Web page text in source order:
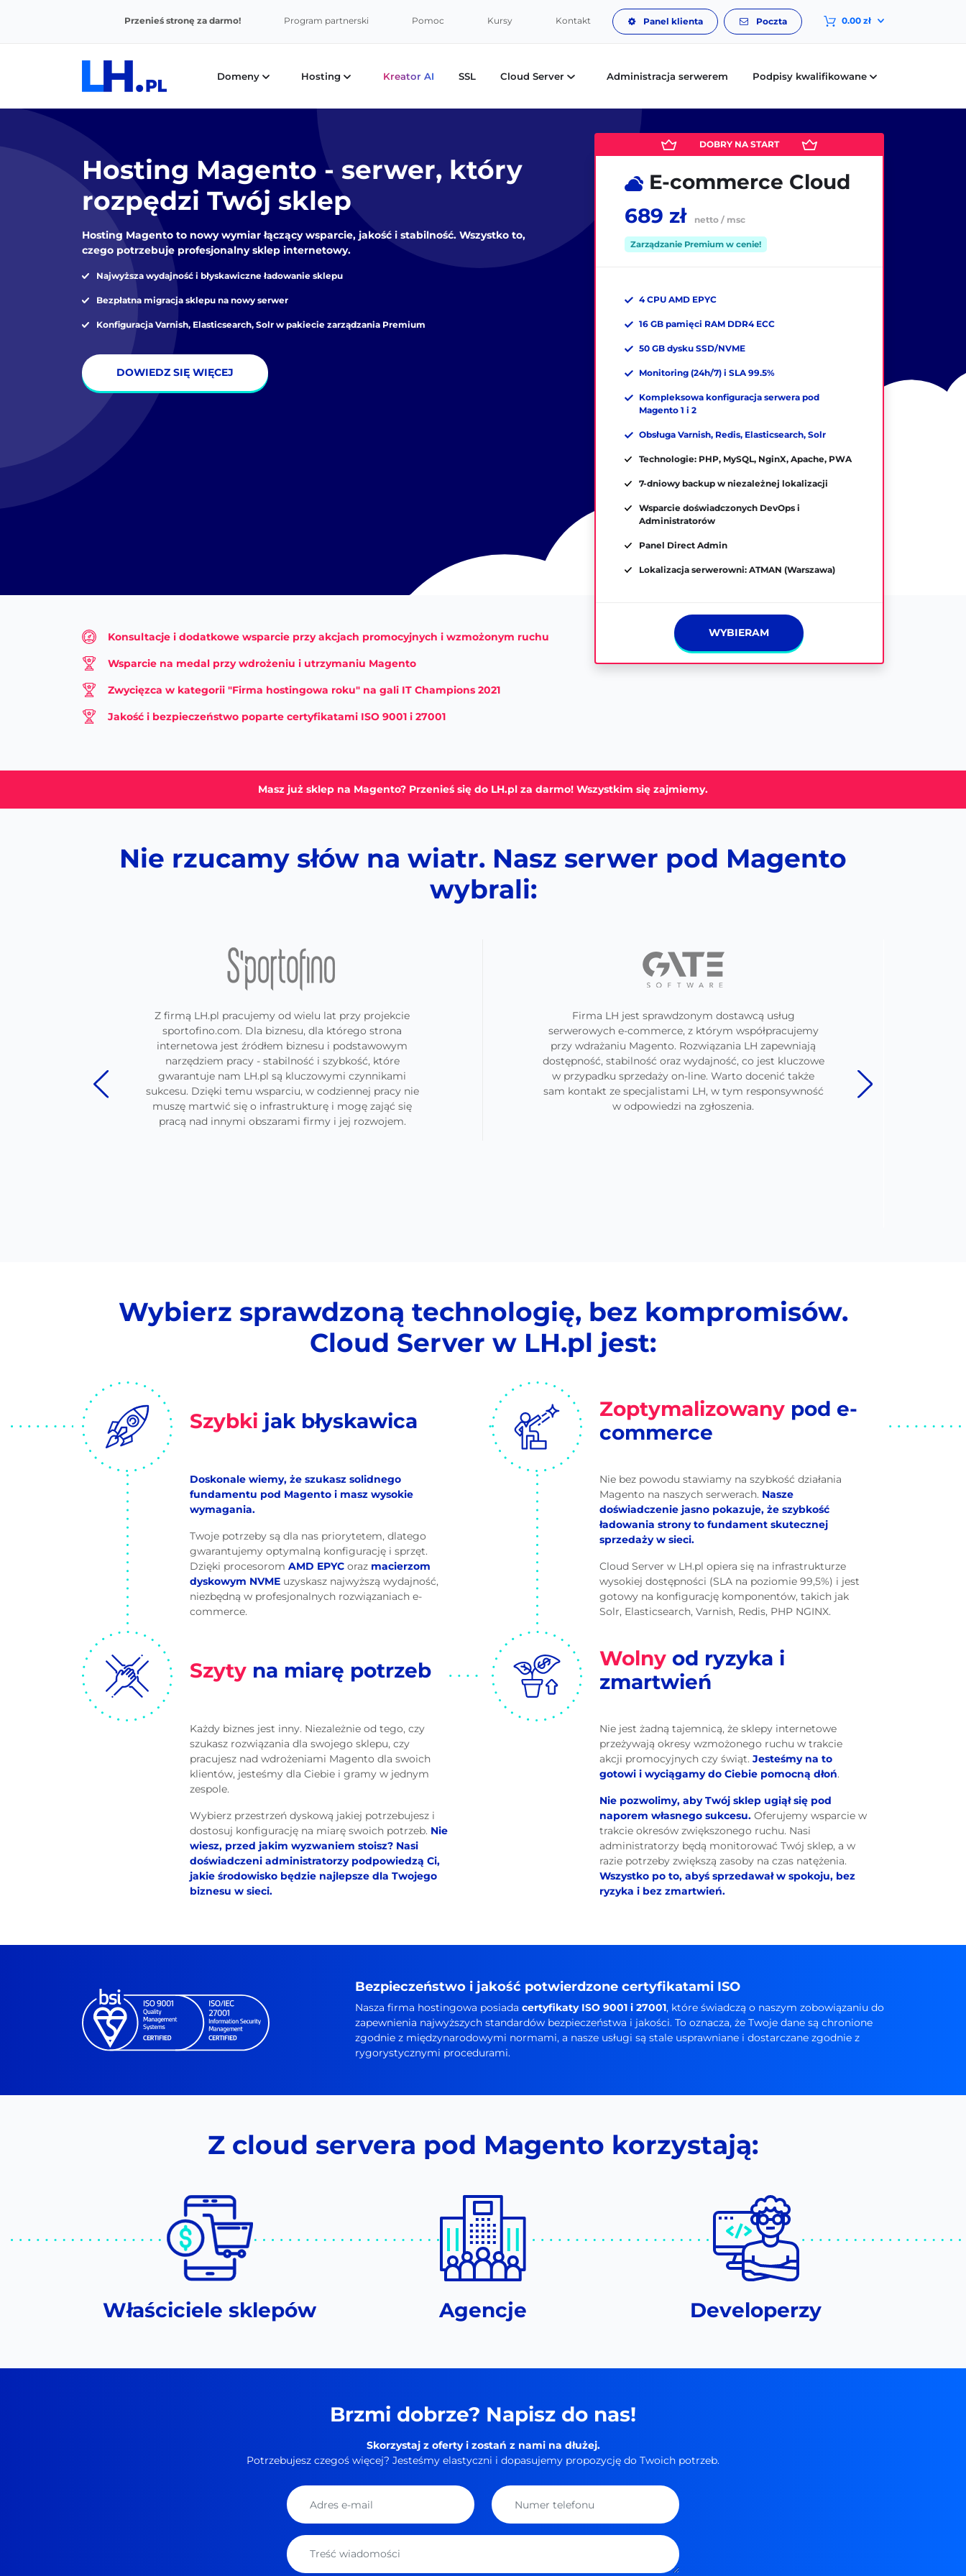
Przenieś stronę za darmo! Program partnerski Pomoc Kursy Kontakt Panel klienta Poczta 0.00 zł
Domeny Hosting Kreator AI SSL Cloud Server Administracja serwerem Podpisy kwalifikowane
Hosting Magento - serwer, który
rozpędzi Twój sklep
Hosting Magento to nowy wymiar łączący wsparcie, jakość i stabilność. Wszystko to,
czego potrzebuje profesjonalny sklep internetowy.
Najwyższa wydajność i błyskawiczne ładowanie sklepu
Bezpłatna migracja sklepu na nowy serwer
Konfiguracja Varnish, Elasticsearch, Solr w pakiecie zarządzania Premium
DOWIEDZ SIĘ WIĘCEJ
E-commerce Cloud
689 zł
netto / msc
Zarządzanie Premium w cenie!
4 CPU AMD EPYC
16 GB pamięci RAM DDR4 ECC
50 GB dysku SSD/NVME
Monitoring (24h/7) i SLA 99.5%
Kompleksowa konfiguracja serwera pod
Magento 1 i 2
Obsługa Varnish, Redis, Elasticsearch, Solr
Technologie: PHP, MySQL, NginX, Apache, PWA
7-dniowy backup w niezależnej lokalizacji
Wsparcie doświadczonych DevOps i
Administratorów
Panel Direct Admin
Lokalizacja serwerowni: ATMAN (Warszawa)
WYBIERAM
Konsultacje i dodatkowe wsparcie przy akcjach promocyjnych i wzmożonym ruchu
Wsparcie na medal przy wdrożeniu i utrzymaniu Magento
Zwycięzca w kategorii "Firma hostingowa roku" na gali IT Champions 2021
Jakość i bezpieczeństwo poparte certyfikatami ISO 9001 i 27001
Masz już sklep na Magento? Przenieś się do LH.pl za darmo! Wszystkim się zajmiemy.
Nie rzucamy słów na wiatr. Nasz serwer pod Magento
wybrali:
Z firmą LH.pl pracujemy od wielu lat przy projekcie
sportofino.com. Dla biznesu, dla którego strona
internetowa jest źródłem biznesu i podstawowym
narzędziem pracy - stabilność i szybkość, które
gwarantuje nam LH.pl są kluczowymi czynnikami
sukcesu. Dzięki temu wsparciu, w codziennej pracy nie
muszę martwić się o infrastrukturę i mogę zająć się
pracą nad innymi obszarami firmy i jej rozwojem.
Firma LH jest sprawdzonym dostawcą usług
serwerowych e-commerce, z którym współpracujemy
przy wdrażaniu Magento. Rozwiązania LH zapewniają
dostępność, stabilność oraz wydajność, co jest kluczowe
w przypadku sprzedaży on-line. Warto docenić także
sam kontakt ze specjalistami LH, w tym responsywność
w odpowiedzi na zgłoszenia.
Wybierz sprawdzoną technologię, bez kompromisów.
Cloud Server w LH.pl jest:
Szybki jak błyskawica
Doskonale wiemy, że szukasz solidnego
fundamentu pod Magento i masz wysokie
wymagania.
Twoje potrzeby są dla nas priorytetem, dlatego
gwarantujemy optymalną konfigurację i sprzęt.
Dzięki procesorom AMD EPYC oraz macierzom
dyskowym NVME uzyskasz najwyższą wydajność,
niezbędną w profesjonalnych rozwiązaniach e-
commerce.
Zoptymalizowany pod e-
commerce
Nie bez powodu stawiamy na szybkość działania
Magento na naszych serwerach. Nasze
doświadczenie jasno pokazuje, że szybkość
ładowania strony to fundament skutecznej
sprzedaży w sieci.
Cloud Server w LH.pl opiera się na infrastrukturze
wysokiej dostępności (SLA na poziomie 99,5%) i jest
gotowy na konfigurację komponentów, takich jak
Solr, Elasticsearch, Varnish, Redis, PHP NGINX.
Szyty na miarę potrzeb
Każdy biznes jest inny. Niezależnie od tego, czy
szukasz rozwiązania dla swojego sklepu, czy
pracujesz nad wdrożeniami Magento dla swoich
klientów, jesteśmy dla Ciebie i gramy w jednym
zespole.
Wybierz przestrzeń dyskową jakiej potrzebujesz i
dostosuj konfigurację na miarę swoich potrzeb. Nie
wiesz, przed jakim wyzwaniem stoisz? Nasi
doświadczeni administratorzy podpowiedzą Ci,
jakie środowisko będzie najlepsze dla Twojego
biznesu w sieci.
Wolny od ryzyka i
zmartwień
Nie jest żadną tajemnicą, że sklepy internetowe
przeżywają okresy wzmożonego ruchu w trakcie
akcji promocyjnych czy świąt. Jesteśmy na to
gotowi i wyciągamy do Ciebie pomocną dłoń.
Nie pozwolimy, aby Twój sklep ugiął się pod
naporem własnego sukcesu. Oferujemy wsparcie w
trakcie okresów zwiększonego ruchu. Nasi
administratorzy będą monitorować Twój sklep, a w
razie potrzeby zwiększą zasoby na czas natężenia.
Wszystko po to, abyś sprzedawał w spokoju, bez
ryzyka i bez zmartwień.
Bezpieczeństwo i jakość potwierdzone certyfikatami ISO
Nasza firma hostingowa posiada certyfikaty ISO 9001 i 27001, które świadczą o naszym zobowiązaniu do
zapewnienia najwyższych standardów bezpieczeństwa i jakości. To oznacza, że Twoje dane są chronione
zgodnie z międzynarodowymi normami, a nasze usługi są stale usprawniane i dostarczane zgodnie z
rygorystycznymi procedurami.
Z cloud servera pod Magento korzystają:
Właściciele sklepów Agencje Developerzy
Brzmi dobrze? Napisz do nas!
Skorzystaj z oferty i zostań z nami na dłużej.
Potrzebujesz czegoś więcej? Jesteśmy elastyczni i dopasujemy propozycję do Twoich potrzeb.